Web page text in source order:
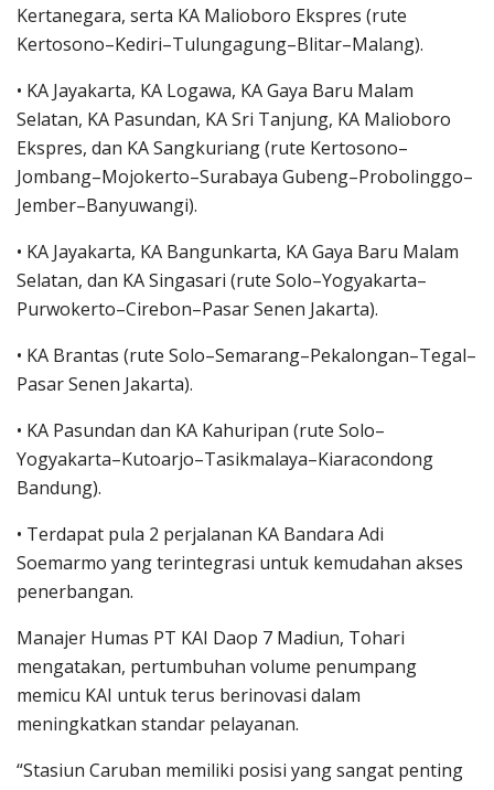
Kertanegara, serta KA Malioboro Ekspres (rute
Kertosono–Kediri–Tulungagung–Blitar–Malang).
• KA Jayakarta, KA Logawa, KA Gaya Baru Malam
Selatan, KA Pasundan, KA Sri Tanjung, KA Malioboro
Ekspres, dan KA Sangkuriang (rute Kertosono–
Jombang–Mojokerto–Surabaya Gubeng–Probolinggo–
Jember–Banyuwangi).
• KA Jayakarta, KA Bangunkarta, KA Gaya Baru Malam
Selatan, dan KA Singasari (rute Solo–Yogyakarta–
Purwokerto–Cirebon–Pasar Senen Jakarta).
• KA Brantas (rute Solo–Semarang–Pekalongan–Tegal–
Pasar Senen Jakarta).
• KA Pasundan dan KA Kahuripan (rute Solo–
Yogyakarta–Kutoarjo–Tasikmalaya–Kiaracondong
Bandung).
• Terdapat pula 2 perjalanan KA Bandara Adi
Soemarmo yang terintegrasi untuk kemudahan akses
penerbangan.
Manajer Humas PT KAI Daop 7 Madiun, Tohari
mengatakan, pertumbuhan volume penumpang
memicu KAI untuk terus berinovasi dalam
meningkatkan standar pelayanan.
“Stasiun Caruban memiliki posisi yang sangat penting